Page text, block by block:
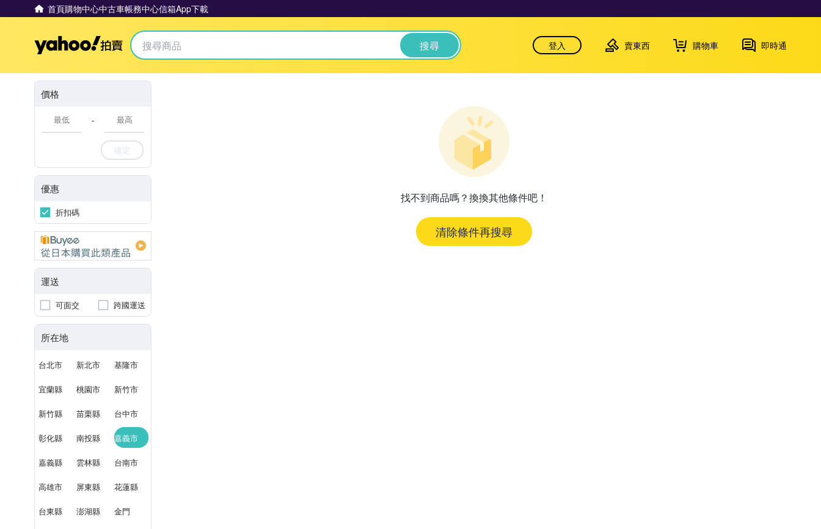
首頁購物中心中古車帳務中心信箱App下載
Yahoo拍賣 搜尋 登入 賣東西 購物車 即時通
價格
-
確定
優惠
折扣碼
運送
可面交 跨國運送
所在地
台北市 新北市 基隆市
宜蘭縣 桃園市 新竹市
新竹縣 苗栗縣 台中市
彰化縣 南投縣 嘉義市
嘉義縣 雲林縣 台南市
高雄市 屏東縣 花蓮縣
台東縣 澎湖縣 金門
找不到商品嗎？換換其他條件吧！
清除條件再搜尋